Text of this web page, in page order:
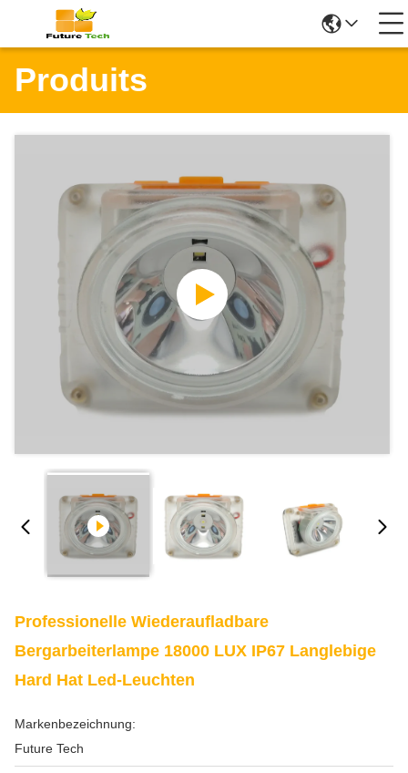
Produits
Professionelle Wiederaufladbare
Bergarbeiterlampe 18000 LUX IP67 Langlebige
Hard Hat Led-Leuchten
Markenbezeichnung:
Future Tech